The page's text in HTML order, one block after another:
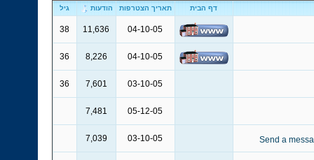
דף הבית תאריך הצטרפות הודעות גיל
04-10-05
11,636
38
04-10-05
8,226
36
03-10-05
7,601
36
05-12-05
7,481
03-10-05
7,039